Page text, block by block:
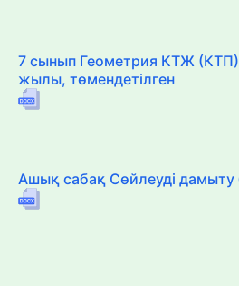
7 сынып Геометрия КТЖ
жылы, төмендетілген
Ашық сабақ Сөйлеуді дамыту